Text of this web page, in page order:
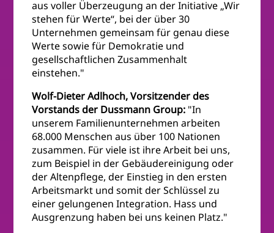
aus voller Überzeugung an der Initiative „Wir
stehen für Werte“, bei der über 30
Unternehmen gemeinsam für genau diese
Werte sowie für Demokratie und
gesellschaftlichen Zusammenhalt
einstehen."
Wolf-Dieter Adlhoch, Vorsitzender des
Vorstands der Dussmann Group: "In
unserem Familienunternehmen arbeiten
68.000 Menschen aus über 100 Nationen
zusammen. Für viele ist ihre Arbeit bei uns,
zum Beispiel in der Gebäudereinigung oder
der Altenpflege, der Einstieg in den ersten
Arbeitsmarkt und somit der Schlüssel zu
einer gelungenen Integration. Hass und
Ausgrenzung haben bei uns keinen Platz."